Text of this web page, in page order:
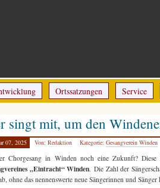
Ortssatzungen Service
singt mit, um den
07, 2025 Von: Redaktion Kategorie: Gesangverein Winden
Chorgesang in Winden noch eine Zukunft?
„Eintracht“ Winden. Die Zahl der
ohne das nennenswerte neue Sängerinnen und